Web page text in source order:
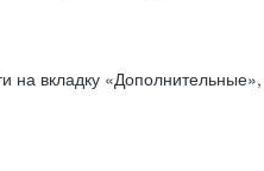
на вкладку